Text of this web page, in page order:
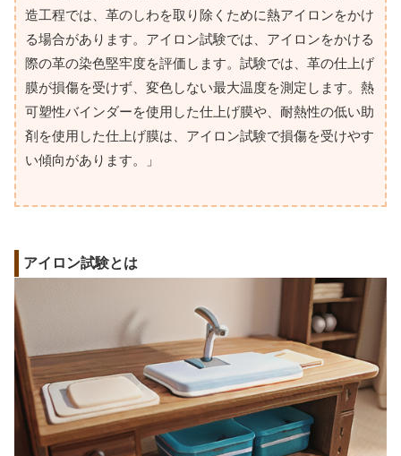
造工程では、革のしわを取り除くために熱アイロンをかけ
る場合があります。アイロン試験では、アイロンをかける
際の革の染色堅牢度を評価します。試験では、革の仕上げ
膜が損傷を受けず、変色しない最大温度を測定します。熱
可塑性バインダーを使用した仕上げ膜や、耐熱性の低い助
剤を使用した仕上げ膜は、アイロン試験で損傷を受けやす
い傾向があります。」
アイロン試験とは